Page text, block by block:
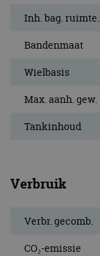
Inh. bag. ruimte.
Bandenmaat
Wielbasis
Max. aanh. gew.
Tankinhoud
Verbruik
Verbr. gecomb.
CO₂-emissie